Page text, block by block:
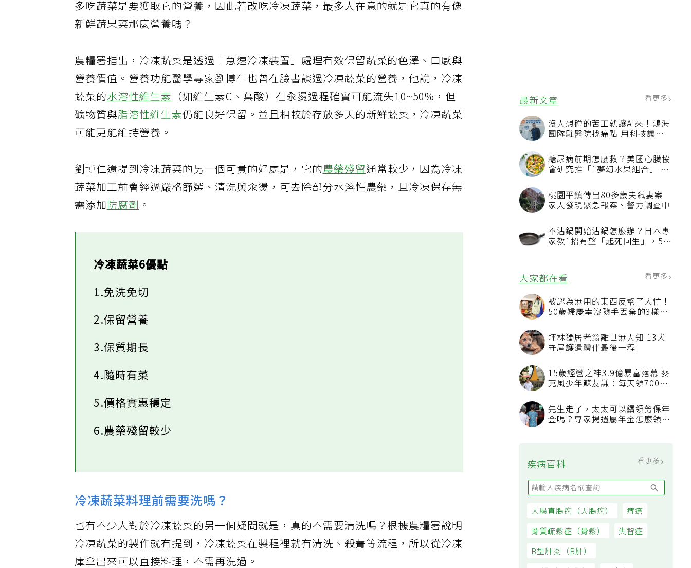
最新文章 看更多
沒人想碰的苦工就讓AI來！鴻海
團隊駐醫院找痛點 用科技讓醫
糖尿病前期怎麼救？美國心臟協
會研究推「1夢幻水果組合」 酪
桃園平鎮傳出80多歲夫弒妻案
家人發現緊急報案、警方調查中
不沾鍋開始沾鍋怎麼辦？日本專
家教1招有望「起死回生」，5情
大家都在看
被認為無用的東西反幫了大忙！
50歲婦慶幸沒隨手丟棄的3樣物
坪林獨居老翁離世無人知 13犬
守屋護遺體伴最後一程
15歲經營之神3.9億暴富落幕 麥
過日子
先生走了，太太可以續領勞保年
疾病百科
多吃蔬菜是要獲取它的營養，因此若改吃冷凍蔬菜，最多人在意的就是它真的有像
新鮮蔬果菜那麼營養嗎？
農糧署指出，冷凍蔬菜是透過「急速冷凍裝置」處理有效保留蔬菜的色澤、口感與
營養價值。營養功能醫學專家劉博仁也曾在臉書談過冷凍蔬菜的營養，他說，冷凍
蔬菜的水溶性維生素 （如維生素C、葉酸）在汆燙過程確實可能流失10~50%，但
礦物質與脂溶性維生素仍能良好保留。並且相較於存放多天的新鮮蔬菜，冷凍蔬菜
可能更能維持營養。
劉博仁還提到冷凍蔬菜的另一個可貴的好處是，它的農藥殘留通常較少，因為冷凍
蔬菜加工前會經過嚴格篩選、清洗與汆燙，可去除部分水溶性農藥，且冷凍保存無
需添加防腐劑
冷凍蔬菜6優點
1.免洗免切
2.保留營養
3.保質期長
4.隨時有菜
5.價格實惠穩定
6.農藥殘留較少
冷凍蔬菜料理前需要洗嗎？
也有不少人對於冷凍蔬菜的另一個疑問就是，真的不需要清洗嗎？根據農糧署說明
冷凍蔬菜的製作就有提到，冷凍蔬菜在製程裡就有清洗、殺菁等流程，所以從冷凍